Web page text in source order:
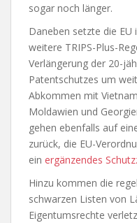
sogar noch länger.
Daneben setzte die
weitere TRIPS-Plus-
Verlängerung der 20-
Patentschutzes um
Abkommen mit
Moldawien und
gehen ebenfalls auf
zurück, die EU-
ein ergänzendes
Hinzu kommen die
schwarzen Listen von
Eigentumsrechte